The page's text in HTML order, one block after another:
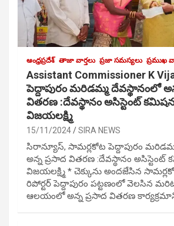
ఆంధ్రప్రదేశ్ తాజా వార్తలు ప్రజా సమస్యలు ప్రముఖ
Assistant Commissioner K
పెద్దాపురం మరిడమ్మ దేవస్థానంలో
వితరణ :దేవస్థానం అసిస్టెంట్
విజయలక్ష్మి
15/11/2024 SIRA NEWS
సిరాన్యూస్, సామర్లకోట పెద్దాపురం
అన్న ప్రసాద వితరణ :దేవస్థానం అసిస్టెంట్
విజయలక్ష్మి * చెక్కును అందజేసిన
రిపోర్టర్ పెద్దాపురం పట్టణంలో వెలసిన
ఆలయంలో అన్న ప్రసాద వితరణ